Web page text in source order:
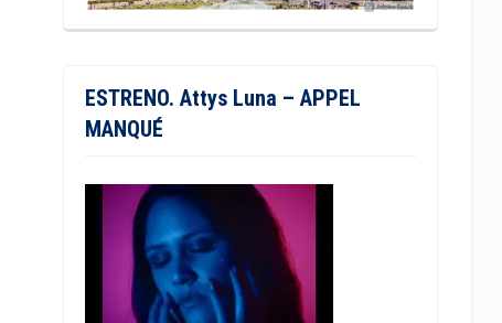
ESTRENO. Attys Luna – APPEL
MANQUÉ